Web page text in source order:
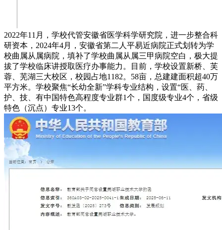
2022年11月，学校代管安徽省医学科学研究院，进一步整合科
研资本，2024年4月，安徽省第二人平易近病院正式划转为学
校曲属从属病院，填补了学校曲属从属三甲病院空白，极大提
拔了学校临床讲授取医疗办事能力。目前，学校设置新桥、芙
蓉、芜湖三大校区，校园占地1182。58亩，总建建面积超40万
平方米。学校聚焦“长幼全新”学科专业结构，设置“医、药、
护、技、有中国特色高程度专业群1个，国度级专业4个，省级
特色（沉点）专业13个。